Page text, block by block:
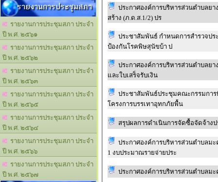
รายงานการประชุมสภา
รายงานการประชุมสภา ประจำ
ปี พ.ศ. ๒๕๖๑
รายงานการประชุมสภา ประจำ
ปี พ.ศ. ๒๕๖๒
รายงานการประชุมสภา ประจำ
ปี พ.ศ. ๒๕๖๓
รายงานการประชุมสภา ประจำ
ปี พ.ศ. ๒๕๖๕
รายงานการประชุมสภา ประจำ
ปี พ.ศ. ๒๕๖๔
รายงานการประชุมสภา ประจำ
ปี พ.ศ. ๒๕๖๖
รายงานการประชุมสภา ประจำ
ปี พ.ศ. ๒๕๖๗
ประกาศองค์การบริหารส่วนตำบลย
สร้าง (ภ.ด.ส.1/2) ปร
ประชาสัมพันธ์ กำหนดการสำรวจป
ป้องกันโรคพิษสุนัขบ้า ป
ประกาศองค์การบริหารส่วนตำบลยา
และใบเสร็จรับเงิน
ประชาสัมพันธ์ประชุมคณะกรรมการ
โครงการบรรเทาอุทกภัยพื้น
สรุปผลการดำเนินการจัดซื้อจัดจ้าง
ประกาศองค์การบริหารส่วนตำบลมะค่า เรื่อง รายงานแสดงผลการดำเนิน
1 งบประมาณรายจ่ายประ